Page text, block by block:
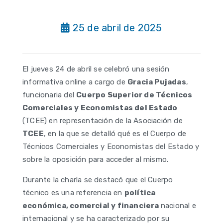
25 de abril de 2025
El jueves 24 de abril se celebró una sesión
informativa online a cargo de Gracia Pujadas,
funcionaria del Cuerpo Superior de Técnicos
Comerciales y Economistas del Estado
(TCEE) en representación de la Asociación de
TCEE, en la que se detalló qué es el Cuerpo de
Técnicos Comerciales y Economistas del Estado y
sobre la oposición para acceder al mismo.
Durante la charla se destacó que el Cuerpo
técnico es una referencia en política
económica, comercial y financiera nacional e
internacional y se ha caracterizado por su